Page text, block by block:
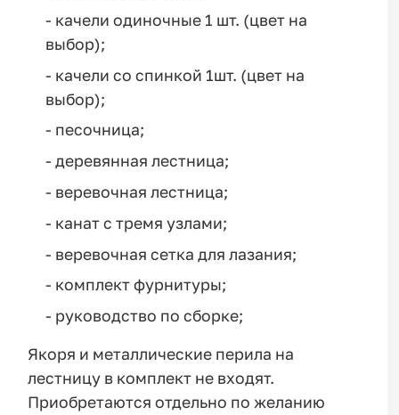
- качели одиночные 1 шт. (цвет на
выбор);
- качели со спинкой 1шт. (цвет на
выбор);
- песочница;
- деревянная лестница;
- веревочная лестница;
- канат с тремя узлами;
- веревочная сетка для лазания;
- комплект фурнитуры;
- руководство по сборке;
Якоря и металлические перила на
лестницу в комплект не входят.
Приобретаются отдельно по желанию